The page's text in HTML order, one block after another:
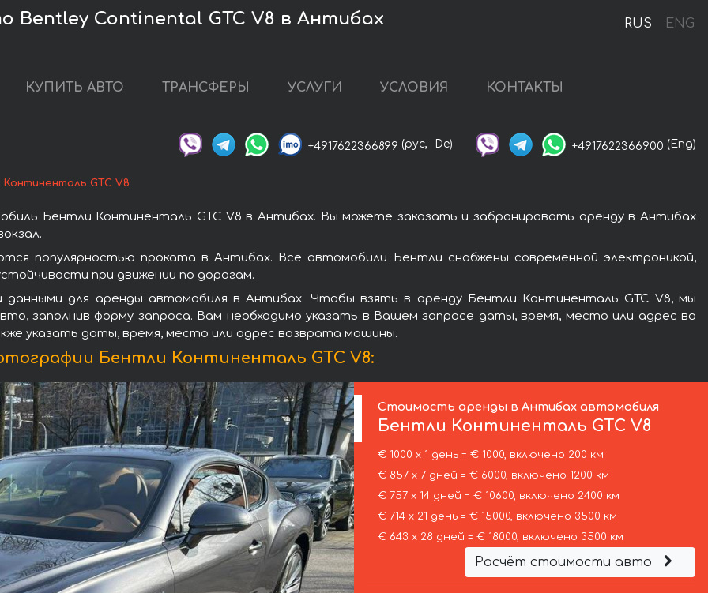
RUS ENG
Bentley Continental GTC V8 в Антибах
КУПИТЬ АВТО ТРАНСФЕРЫ УСЛУГИ УСЛОВИЯ КОНТАКТЫ
+4917622366899 (рус, De) +4917622366900 (Eng)
GTC V8
Бентли Континенталь GTC V8 в Антибах. Вы можете заказать и забронировать аренду в Антибах
популярностью проката в Антибах. Все автомобили Бентли снабжены современной электроникой,
при движении по дорогам.
для аренды автомобиля в Антибах. Чтобы взять в аренду Бентли Континенталь GTC V8, мы
заполнив форму запроса. Вам необходимо указать в Вашем запросе даты, время, место или адрес во
указать даты, время, место или адрес возврата машины.
Бентли Континенталь GTC V8:
Стоимость аренды в Антибах автомобиля
Бентли Континенталь GTC V8
€ 1000 х 1 день = € 1000, включено 200 км
€ 857 х 7 дней = € 6000, включено 1200 км
€ 757 х 14 дней = € 10600, включено 2400 км
€ 714 х 21 день = € 15000, включено 3500 км
€ 643 х 28 дней = € 18000, включено 3500 км
Расчёт стоимости авто